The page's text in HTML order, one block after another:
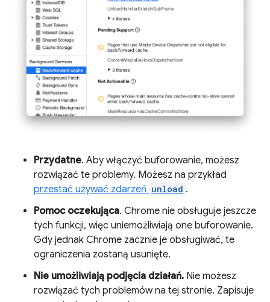
Przydatne. Aby włączyć buforowanie, możesz
rozwiązać te problemy. Możesz na przykład
przestać używać zdarzeń unload .
Pomoc oczekująca. Chrome nie obsługuje jeszcze
tych funkcji, więc uniemożliwiają one buforowanie.
Gdy jednak Chrome zacznie je obsługiwać, te
ograniczenia zostaną usunięte.
Nie umożliwiają podjęcia działań. Nie możesz
rozwiązać tych problemów na tej stronie. Zapisuje